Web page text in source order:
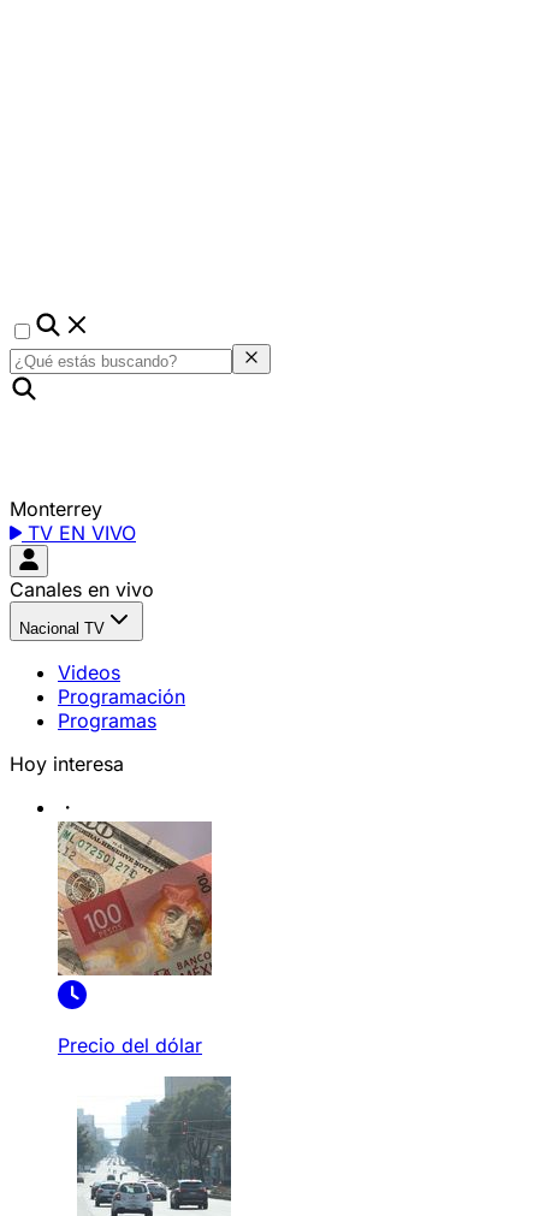
Monterrey
TV EN VIVO
Canales en vivo
Nacional TV
Videos
Programación
Programas
Hoy interesa
Precio del dólar